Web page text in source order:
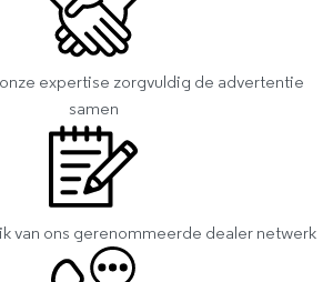
expertise zorgvuldig de advertentie
samen
van ons gerenommeerde dealer netwerk